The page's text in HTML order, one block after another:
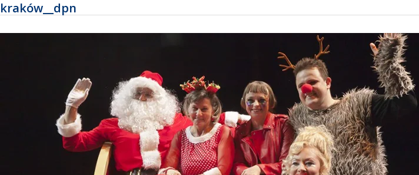
kraków__dpn